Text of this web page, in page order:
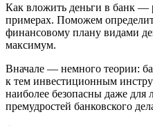
Как вложить деньги в банк —
примерах. Поможем
финансовому плану видами
максимум.
Вначале — немного теории:
к тем инвестиционным
наиболее безопасны даже
премудростей банковского